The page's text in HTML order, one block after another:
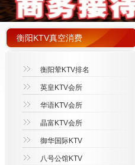
衡阳KTV真空消费
衡阳荤KTV排名
英皇KTV会所
华语KTV会所
晶富KTV会所
御华国际KTV
八号公馆KTV